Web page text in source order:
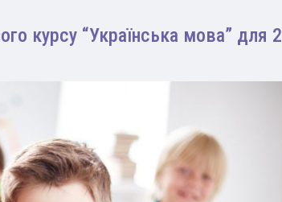
курсу “Українська мова” для 2